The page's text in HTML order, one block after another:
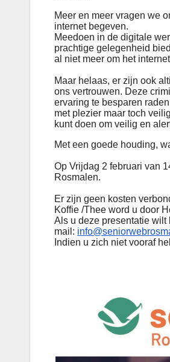
Meer en meer vragen we
internet begeven.
Meedoen in de digitale
prachtige gelegenheid
al niet meer om het
Maar helaas, er zijn ook
ons vertrouwen. Deze
ervaring te besparen
met plezier maar toch
kunt doen om veilig en
Met een goede houding,
Op Vrijdag 2 februari van
Rosmalen.
Er zijn geen kosten
Koffie /Thee word u door
Als u deze presentatie
mail:
Indien u zich niet vooraf